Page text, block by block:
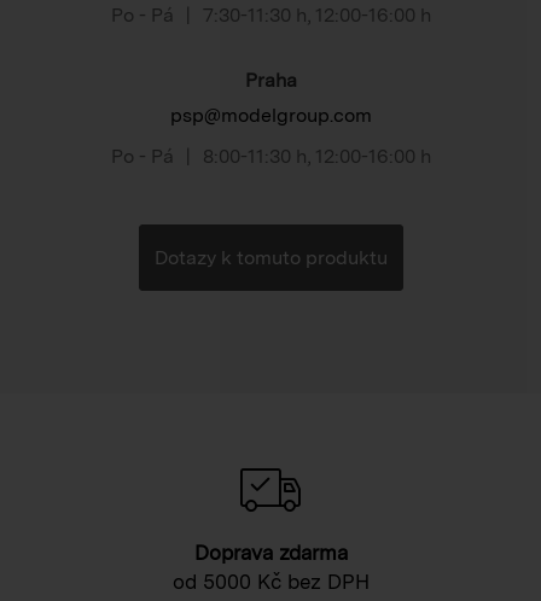
Po - Pá 7:30-11:30 h, 12:00-16:00 h
Praha
psp@modelgroup.com
Po - Pá
8:00-11:30 h, 12:00-16:00 h
Dotazy k tomuto produktu
Doprava zdarma
od 5000 Kč bez DPH